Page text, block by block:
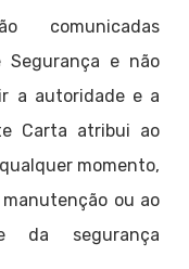
comunicadas
Segurança e não
a autoridade e a
Carta atribui ao
momento,
ou ao
da segurança